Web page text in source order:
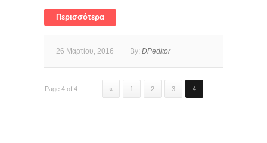
Περισσότερα
26 Μαρτίου, 2016 By: DPeditor
Page 4 of 4 « 1 2 3 4